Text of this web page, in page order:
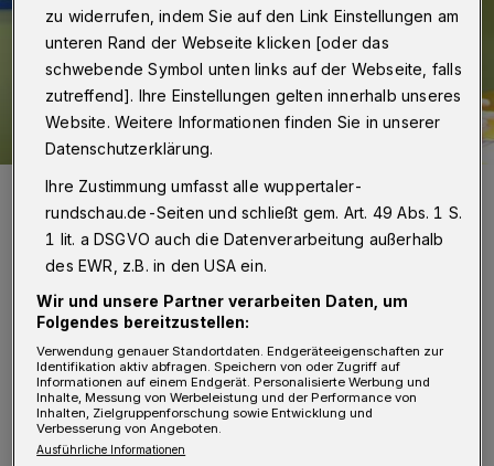
Die BHC-Geschäftsführer Jörg Föste und Philipp Tychy.
Foto: Wuppertaler Rundschau
N ach eingehender Untersuchung der
Städte Wuppertal und Solingen sei der
Standort auf der Stadtgrenze von Solingen-
Gräfrath und Wuppertal-Vohwinkel gut
zu widerrufen, indem Sie auf den Link Einstellungen am
unteren Rand der Webseite klicken [oder das
schwebende Symbol unten links auf der Webseite, falls
zutreffend]. Ihre Einstellungen gelten innerhalb unseres
Website. Weitere Informationen finden Sie in unserer
Datenschutzerklärung.
Ihre Zustimmung umfasst alle wuppertaler-
rundschau.de-Seiten und schließt gem. Art. 49 Abs. 1 S.
1 lit. a DSGVO auch die Datenverarbeitung außerhalb
des EWR, z.B. in den USA ein.
Wir und unsere Partner verarbeiten Daten, um
Folgendes bereitzustellen:
Verwendung genauer Standortdaten. Endgeräteeigenschaften zur
Identifikation aktiv abfragen. Speichern von oder Zugriff auf
Informationen auf einem Endgerät. Personalisierte Werbung und
Inhalte, Messung von Werbeleistung und der Performance von
Inhalten, Zielgruppenforschung sowie Entwicklung und
Verbesserung von Angeboten.
Ausführliche Informationen